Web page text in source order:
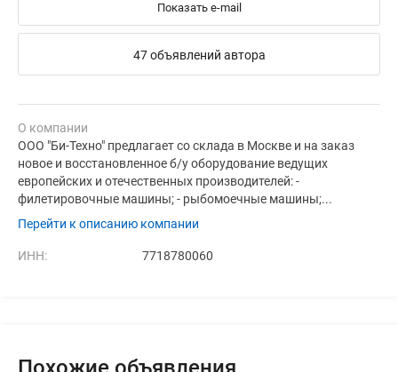
Показать e-mail
47 объявлений автора
О компании
ООО "Би-Техно" предлагает со склада в Москве и на заказ
новое и восстановленное б/у оборудование ведущих
европейских и отечественных производителей: -
филетировочные машины; - рыбомоечные машины;...
Перейти к описанию компании
ИНН: 7718780060